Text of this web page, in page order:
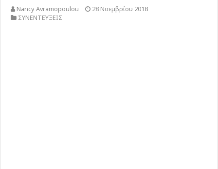
Nancy Avramopoulou
28 Νοεμβρίου 2018
ΣΥΝΕΝΤΕΥΞΕΙΣ